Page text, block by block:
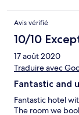
Avis vérifié
10/10
17 août 2020
Traduire avec
Fantastic and
Fantastic hotel
The room we